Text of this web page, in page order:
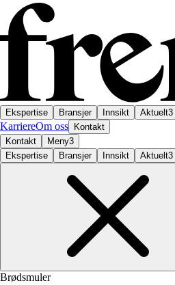
Ekspertise Bransjer Innsikt Aktuelt3
KarriereOm oss
Kontakt
Kontakt
Meny3
Ekspertise
Bransjer Innsikt Aktuelt3
Brødsmuler